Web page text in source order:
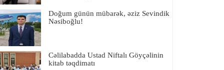
Doğum günün mübarək, əziz Sevindik
Nəsiboğlu!
Cəlilabadda Ustad Niftalı Göyçəlinin
kitab təqdimatı